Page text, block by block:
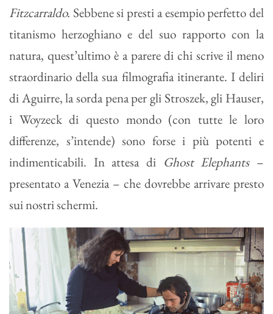
Fitzcarraldo. Sebbene si presti a esempio perfetto del
titanismo herzoghiano e del suo rapporto con la
natura, quest’ultimo è a parere di chi scrive il meno
straordinario della sua filmografia itinerante. I deliri
di Aguirre, la sorda pena per gli Stroszek, gli Hauser,
i Woyzeck di questo mondo (con tutte le loro
differenze, s’intende) sono forse i più potenti e
indimenticabili. In attesa di Ghost Elephants –
presentato a Venezia – che dovrebbe arrivare presto
sui nostri schermi.